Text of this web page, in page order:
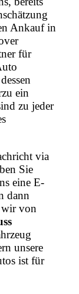
Ankauf in
für
ein
zu jeder
via
Sie
eine E-
dann
wir von
unsere
ist für